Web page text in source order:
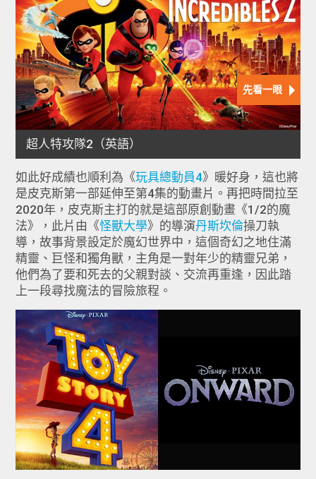
如此好成績也順利為《玩具總動員4》暖好身，這也將
是皮克斯第一部延伸至第4集的動畫片。再把時間拉至
2020年，皮克斯主打的就是這部原創動畫《1/2的魔
法》，此片由《怪獸大學》的導演丹斯坎倫操刀執
導，故事背景設定於魔幻世界中，這個奇幻之地住滿
精靈、巨怪和獨角獸，主角是一對年少的精靈兄弟，
他們為了要和死去的父親對談、交流再重逢，因此踏
上一段尋找魔法的冒險旅程。